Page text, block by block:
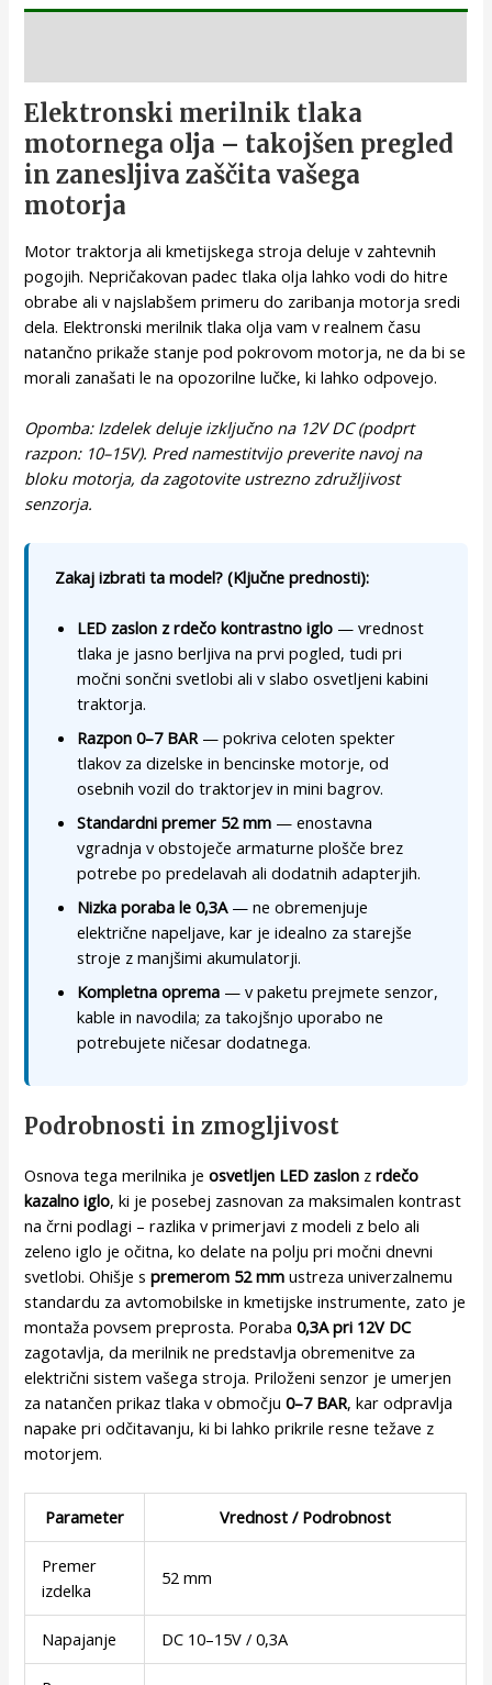
Elektronski merilnik tlaka
motornega olja – takojšen pregled
in zanesljiva zaščita vašega
motorja
Motor traktorja ali kmetijskega stroja deluje v zahtevnih
pogojih. Nepričakovan padec tlaka olja lahko vodi do hitre
obrabe ali v najslabšem primeru do zaribanja motorja sredi
dela. Elektronski merilnik tlaka olja vam v realnem času
natančno prikaže stanje pod pokrovom motorja, ne da bi se
morali zanašati le na opozorilne lučke, ki lahko odpovejo.
Opomba: Izdelek deluje izključno na 12V DC (podprt
razpon: 10–15V). Pred namestitvijo preverite navoj na
bloku motorja, da zagotovite ustrezno združljivost
senzorja.
Zakaj izbrati ta model? (Ključne prednosti):
LED zaslon z rdečo kontrastno iglo — vrednost
tlaka je jasno berljiva na prvi pogled, tudi pri
močni sončni svetlobi ali v slabo osvetljeni kabini
traktorja.
Razpon 0–7 BAR— pokriva celoten spekter
tlakov za dizelske in bencinske motorje, od
osebnih vozil do traktorjev in mini bagrov.
Standardni premer 52 mm — enostavna
vgradnja v obstoječe armaturne plošče brez
potrebe po predelavah ali dodatnih adapterjih.
Nizka poraba le 0,3A— ne obremenjuje
električne napeljave, kar je idealno za starejše
stroje z manjšimi akumulatorji.
Kompletna oprema — v paketu prejmete senzor,
kable in navodila; za takojšnjo uporabo ne
potrebujete ničesar dodatnega.
Podrobnosti in zmogljivost
Osnova tega merilnika jeosvetljen LED zaslon zrdečo
kazalno iglo, ki je posebej zasnovan za maksimalen kontrast
na črni podlagi – razlika v primerjavi z modeli z belo ali
zeleno iglo je očitna, ko delate na polju pri močni dnevni
svetlobi. Ohišje spremerom 52 mm ustreza univerzalnemu
standardu za avtomobilske in kmetijske instrumente, zato je
montaža povsem preprosta. Poraba0,3A pri 12V DC
zagotavlja, da merilnik ne predstavlja obremenitve za
električni sistem vašega stroja. Priloženi senzor je umerjen
za natančen prikaz tlaka v območju0–7 BAR, kar odpravlja
napake pri odčitavanju, ki bi lahko prikrile resne težave z
motorjem.
Parameter Vrednost / Podrobnost
Premer
izdelka
52 mm
Napajanje DC 10–15V / 0,3A